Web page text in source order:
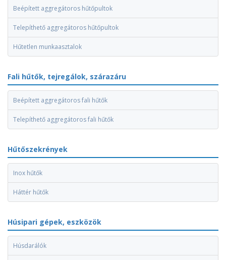
Beépített aggregátoros hűtőpultok
Telepíthető aggregátoros hűtőpultok
Hűtetlen munkaasztalok
Fali hűtők, tejregálok, szárazáru
Beépített aggregátoros fali hűtők
Telepíthető aggregátoros fali hűtők
Hűtőszekrények
Inox hűtők
Háttér hűtők
Húsipari gépek, eszközök
Húsdarálók